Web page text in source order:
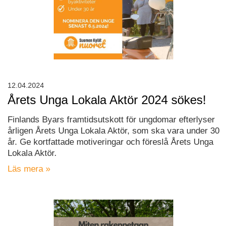
Årets Unga Lokala Aktör 2024 sökes!
Finlands Byars framtidsutskott för ungdomar efterlyser
årligen Årets Unga Lokala Aktör, som ska vara under 30
år. Ge kortfattade motiveringar och föreslå Årets Unga
Lokala Aktör.
Läs mera »
12.04.2024